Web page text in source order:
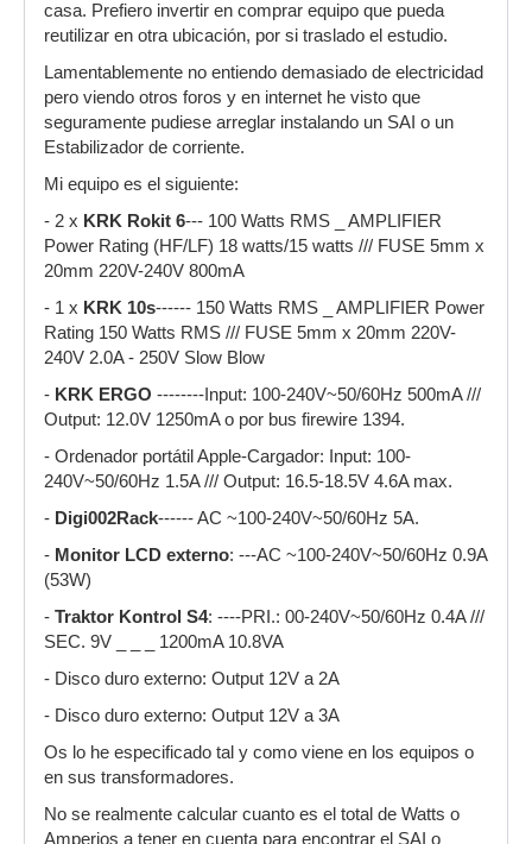
casa. Prefiero invertir en comprar equipo que pueda
reutilizar en otra ubicación, por si traslado el estudio.
Lamentablemente no entiendo demasiado de electricidad
pero viendo otros foros y en internet he visto que
seguramente pudiese arreglar instalando un SAI o un
Estabilizador de corriente.
Mi equipo es el siguiente:
- 2 x KRK Rokit 6--- 100 Watts RMS _ AMPLIFIER
Power Rating (HF/LF) 18 watts/15 watts /// FUSE 5mm x
20mm 220V-240V 800mA
- 1 x KRK 10s------ 150 Watts RMS _ AMPLIFIER Power
Rating 150 Watts RMS /// FUSE 5mm x 20mm 220V-
240V 2.0A - 250V Slow Blow
- KRK ERGO --------Input: 100-240V~50/60Hz 500mA ///
Output: 12.0V 1250mA o por bus firewire 1394.
- Ordenador portátil Apple-Cargador: Input: 100-
240V~50/60Hz 1.5A /// Output: 16.5-18.5V 4.6A max.
- Digi002Rack------ AC ~100-240V~50/60Hz 5A.
- Monitor LCD externo: ---AC ~100-240V~50/60Hz 0.9A
(53W)
- Traktor Kontrol S4: ----PRI.: 00-240V~50/60Hz 0.4A ///
SEC. 9V _ _ _ 1200mA 10.8VA
- Disco duro externo: Output 12V a 2A
- Disco duro externo: Output 12V a 3A
Os lo he especificado tal y como viene en los equipos o
en sus transformadores.
No se realmente calcular cuanto es el total de Watts o
Amperios a tener en cuenta para encontrar el SAI o